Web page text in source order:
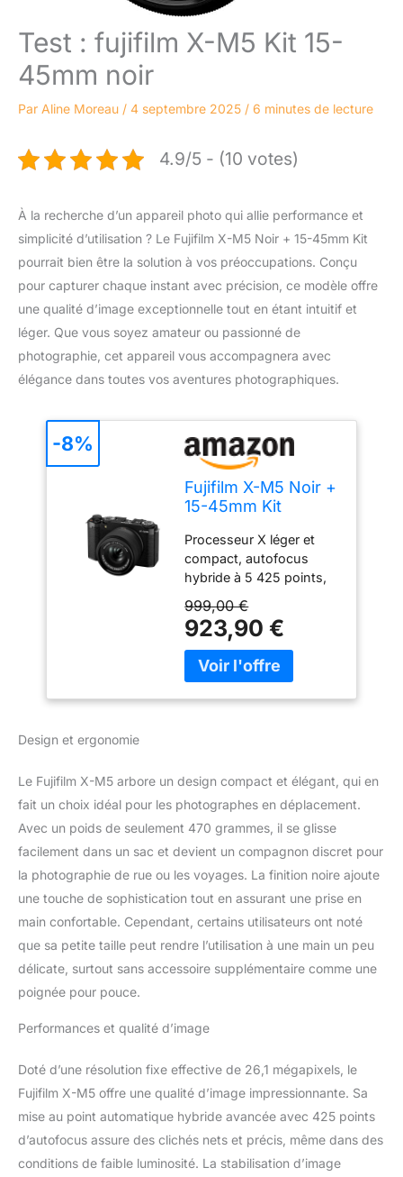
Test : fujifilm X-M5 Kit 15-
45mm noir
Par Aline Moreau / 4 septembre 2025 / 6 minutes de lecture
4.9/5 - (10 votes)
À la recherche d’un appareil photo qui allie performance et
simplicité d’utilisation ? Le Fujifilm X-M5 Noir + 15-45mm Kit
pourrait bien être la solution à vos préoccupations. Conçu
pour capturer chaque instant avec précision, ce modèle offre
une qualité d’image exceptionnelle tout en étant intuitif et
léger. Que vous soyez amateur ou passionné de
photographie, cet appareil vous accompagnera avec
élégance dans toutes vos aventures photographiques.
Fujifilm X-M5 Noir +
15-45mm Kit
Processeur X léger et
compact, autofocus
hybride à 5 425 points,
prise de vue en rafale MS
8 images par seconde,
ES 20 images par
seconde, recadrage 30
images par seconde,
999,00 €
923,90 €
-8%
Design et ergonomie
Le Fujifilm X-M5 arbore un design compact et élégant, qui en
fait un choix idéal pour les photographes en déplacement.
Avec un poids de seulement 470 grammes, il se glisse
facilement dans un sac et devient un compagnon discret pour
la photographie de rue ou les voyages. La finition noire ajoute
une touche de sophistication tout en assurant une prise en
main confortable. Cependant, certains utilisateurs ont noté
que sa petite taille peut rendre l’utilisation à une main un peu
délicate, surtout sans accessoire supplémentaire comme une
poignée pour pouce.
Performances et qualité d’image
Doté d’une résolution fixe effective de 26,1 mégapixels, le
Fujifilm X-M5 offre une qualité d’image impressionnante. Sa
mise au point automatique hybride avancée avec 425 points
d’autofocus assure des clichés nets et précis, même dans des
conditions de faible luminosité. La stabilisation d’image